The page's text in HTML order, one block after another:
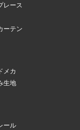
レース
ーテン
メカ
生地
ール